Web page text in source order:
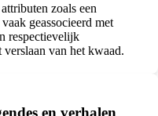
zoals een
geassocieerd met
respectievelijk
van het kwaad.
en verhalen